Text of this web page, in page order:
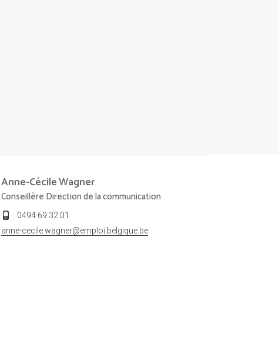
Anne-CécileWagner
Conseillère Direction de la communication
0494 69 32 01
anne-cecile.wagner@emploi.belgique.be